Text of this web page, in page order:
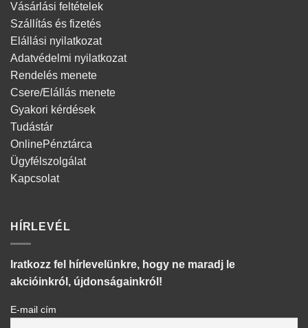
Vásárlási feltételek
Szállítás és fizetés
Elállási nyilatkozat
Adatvédelmi nyilatkozat
Rendelés menete
Csere/Elállás menete
Gyakori kérdések
Tudástár
OnlinePénztárca
Ügyfélszolgálat
Kapcsolat
HÍRLEVÉL
Iratkozz fel hírlevelünkre, hogy ne maradj le
akcióinkról, újdonságainkról!
E-mail cím